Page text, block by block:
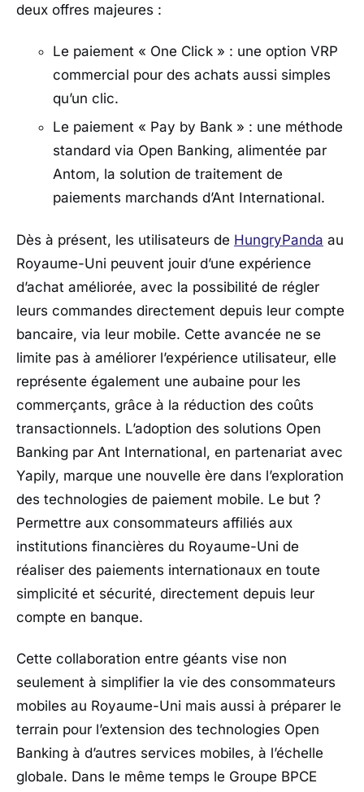
deux offres majeures :
Le paiement « One Click » : une option VRP
commercial pour des achats aussi simples
qu’un clic.
Le paiement « Pay by Bank » : une méthode
standard via Open Banking, alimentée par
Antom, la solution de traitement de
paiements marchands d’Ant International.
Dès à présent, les utilisateurs de HungryPanda au
Royaume-Uni peuvent jouir d’une expérience
d’achat améliorée, avec la possibilité de régler
leurs commandes directement depuis leur compte
bancaire, via leur mobile. Cette avancée ne se
limite pas à améliorer l’expérience utilisateur, elle
représente également une aubaine pour les
commerçants, grâce à la réduction des coûts
transactionnels. L’adoption des solutions Open
Banking par Ant International, en partenariat avec
Yapily, marque une nouvelle ère dans l’exploration
des technologies de paiement mobile. Le but ?
Permettre aux consommateurs affiliés aux
institutions financières du Royaume-Uni de
réaliser des paiements internationaux en toute
simplicité et sécurité, directement depuis leur
compte en banque.
Cette collaboration entre géants vise non
seulement à simplifier la vie des consommateurs
mobiles au Royaume-Uni mais aussi à préparer le
terrain pour l’extension des technologies Open
Banking à d’autres services mobiles, à l’échelle
globale. Dans le même temps le Groupe BPCE